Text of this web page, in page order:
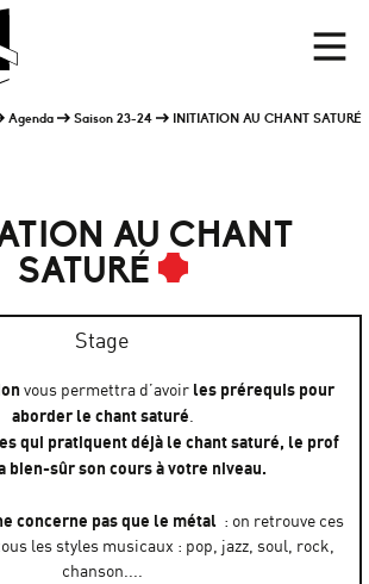
Menu
Agenda Saison 23-24 INITIATION AU CHANT SATURÉ
AU CHANT
SATURÉ
Stage
vous permettra d’avoir les prérequis pour
aborder le chant saturé.
qui pratiquent déjà le chant saturé, le prof
bien-sûr son cours à votre niveau.
concerne pas que le métal : on retrouve ces
les styles musicaux : pop, jazz, soul, rock,
chanson....